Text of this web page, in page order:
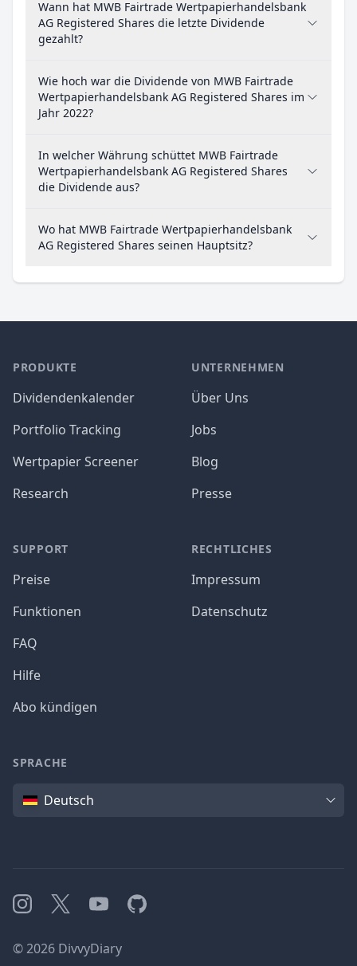
Wann hat MWB Fairtrade Wertpapierhandelsbank
AG Registered Shares die letzte Dividende
gezahlt?
Wie hoch war die Dividende von MWB Fairtrade
Wertpapierhandelsbank AG Registered Shares im
Jahr 2022?
In welcher Währung schüttet MWB Fairtrade
Wertpapierhandelsbank AG Registered Shares
die Dividende aus?
Wo hat MWB Fairtrade Wertpapierhandelsbank
AG Registered Shares seinen Hauptsitz?
PRODUKTE
Dividendenkalender
Portfolio Tracking
Wertpapier Screener
Research
SUPPORT
Preise
Funktionen
FAQ
Hilfe
Abo kündigen
UNTERNEHMEN
Über Uns
Jobs
Blog
Presse
RECHTLICHES
Impressum
Datenschutz
SPRACHE
SpracheDeutsch
Instagram
X YouTubeGitHub
©2026 DivvyDiary